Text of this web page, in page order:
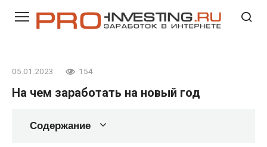
05.01.2023 154
На чем заработать на новый год
Содержание